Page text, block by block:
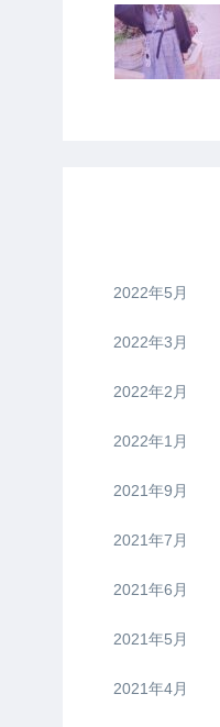
2022年5月
2022年3月
2022年2月
2022年1月
2021年9月
2021年7月
2021年6月
2021年5月
2021年4月